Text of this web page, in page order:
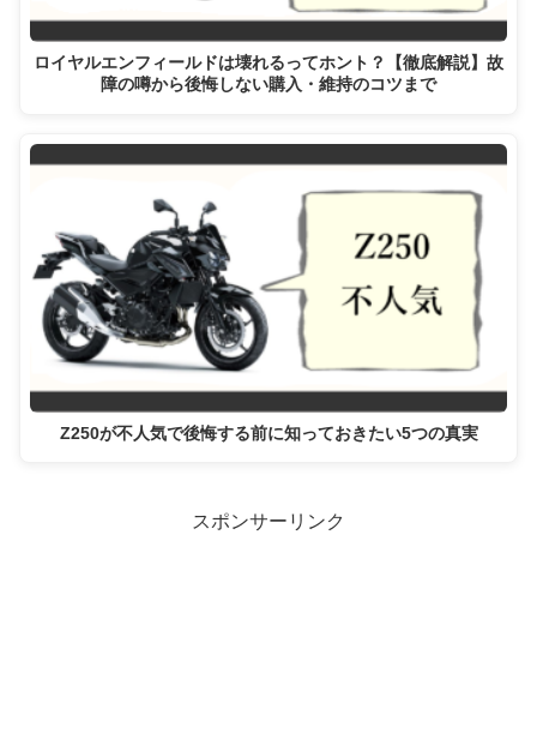
ロイヤルエンフィールドは壊れるってホント？【徹底解説】故
障の噂から後悔しない購入・維持のコツまで
Z250が不人気で後悔する前に知っておきたい5つの真実
スポンサーリンク